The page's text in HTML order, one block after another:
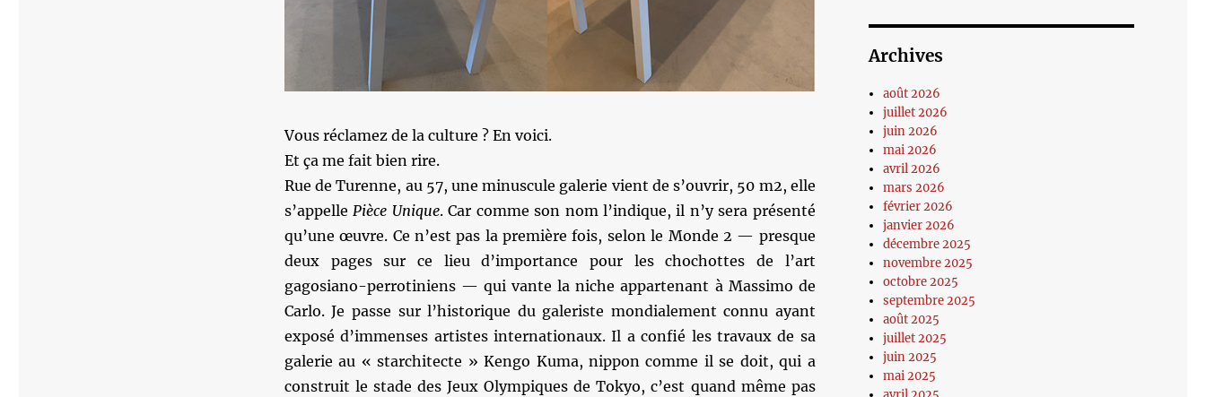
Vous réclamez de la culture ? En voici.
Et ça me fait bien rire.
Rue de Turenne, au 57, une minuscule galerie vient de s’ouvrir, 50 m2, elle
s’appelle Pièce Unique. Car comme son nom l’indique, il n’y sera présenté
qu’une œuvre. Ce n’est pas la première fois, selon le Monde 2 — presque
deux pages sur ce lieu d’importance pour les chochottes de l’art
gagosiano-perrotiniens — qui vante la niche appartenant à Massimo de
Carlo. Je passe sur l’historique du galeriste mondialement connu ayant
exposé d’immenses artistes internationaux. Il a confié les travaux de sa
galerie au « starchitecte » Kengo Kuma, nippon comme il se doit, qui a
construit le stade des Jeux Olympiques de Tokyo, c’est quand même pas
Archives
août 2026
juillet 2026
juin 2026
mai 2026
avril 2026
mars 2026
février 2026
janvier 2026
décembre 2025
novembre 2025
octobre 2025
septembre 2025
août 2025
juillet 2025
juin 2025
mai 2025